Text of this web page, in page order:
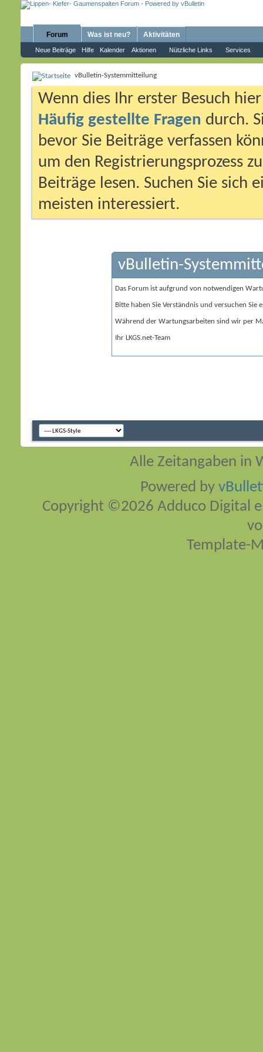
Forum
Neue Beiträge Hilfe Kalender Aktionen Nützliche Links Services
Was ist neu? Aktivitäten
vBulletin-Systemmitteilung
Wenn dies Ihr erster Besuch
Häufig gestellte Fragen durch.
bevor Sie Beiträge verfassen
um den Registrierungsprozess
Beiträge lesen. Suchen Sie sich
meisten interessiert.
vBulletin-
Das Forum ist aufgrund von notwendigen
Bitte haben Sie Verständnis und versuchen Sie
Während der Wartungsarbeiten sind wir per
Ihr LKGS.net-Team
Alle Zeitangaben in
Powered by
Copyright ©2026 Adduco Digital
Template-